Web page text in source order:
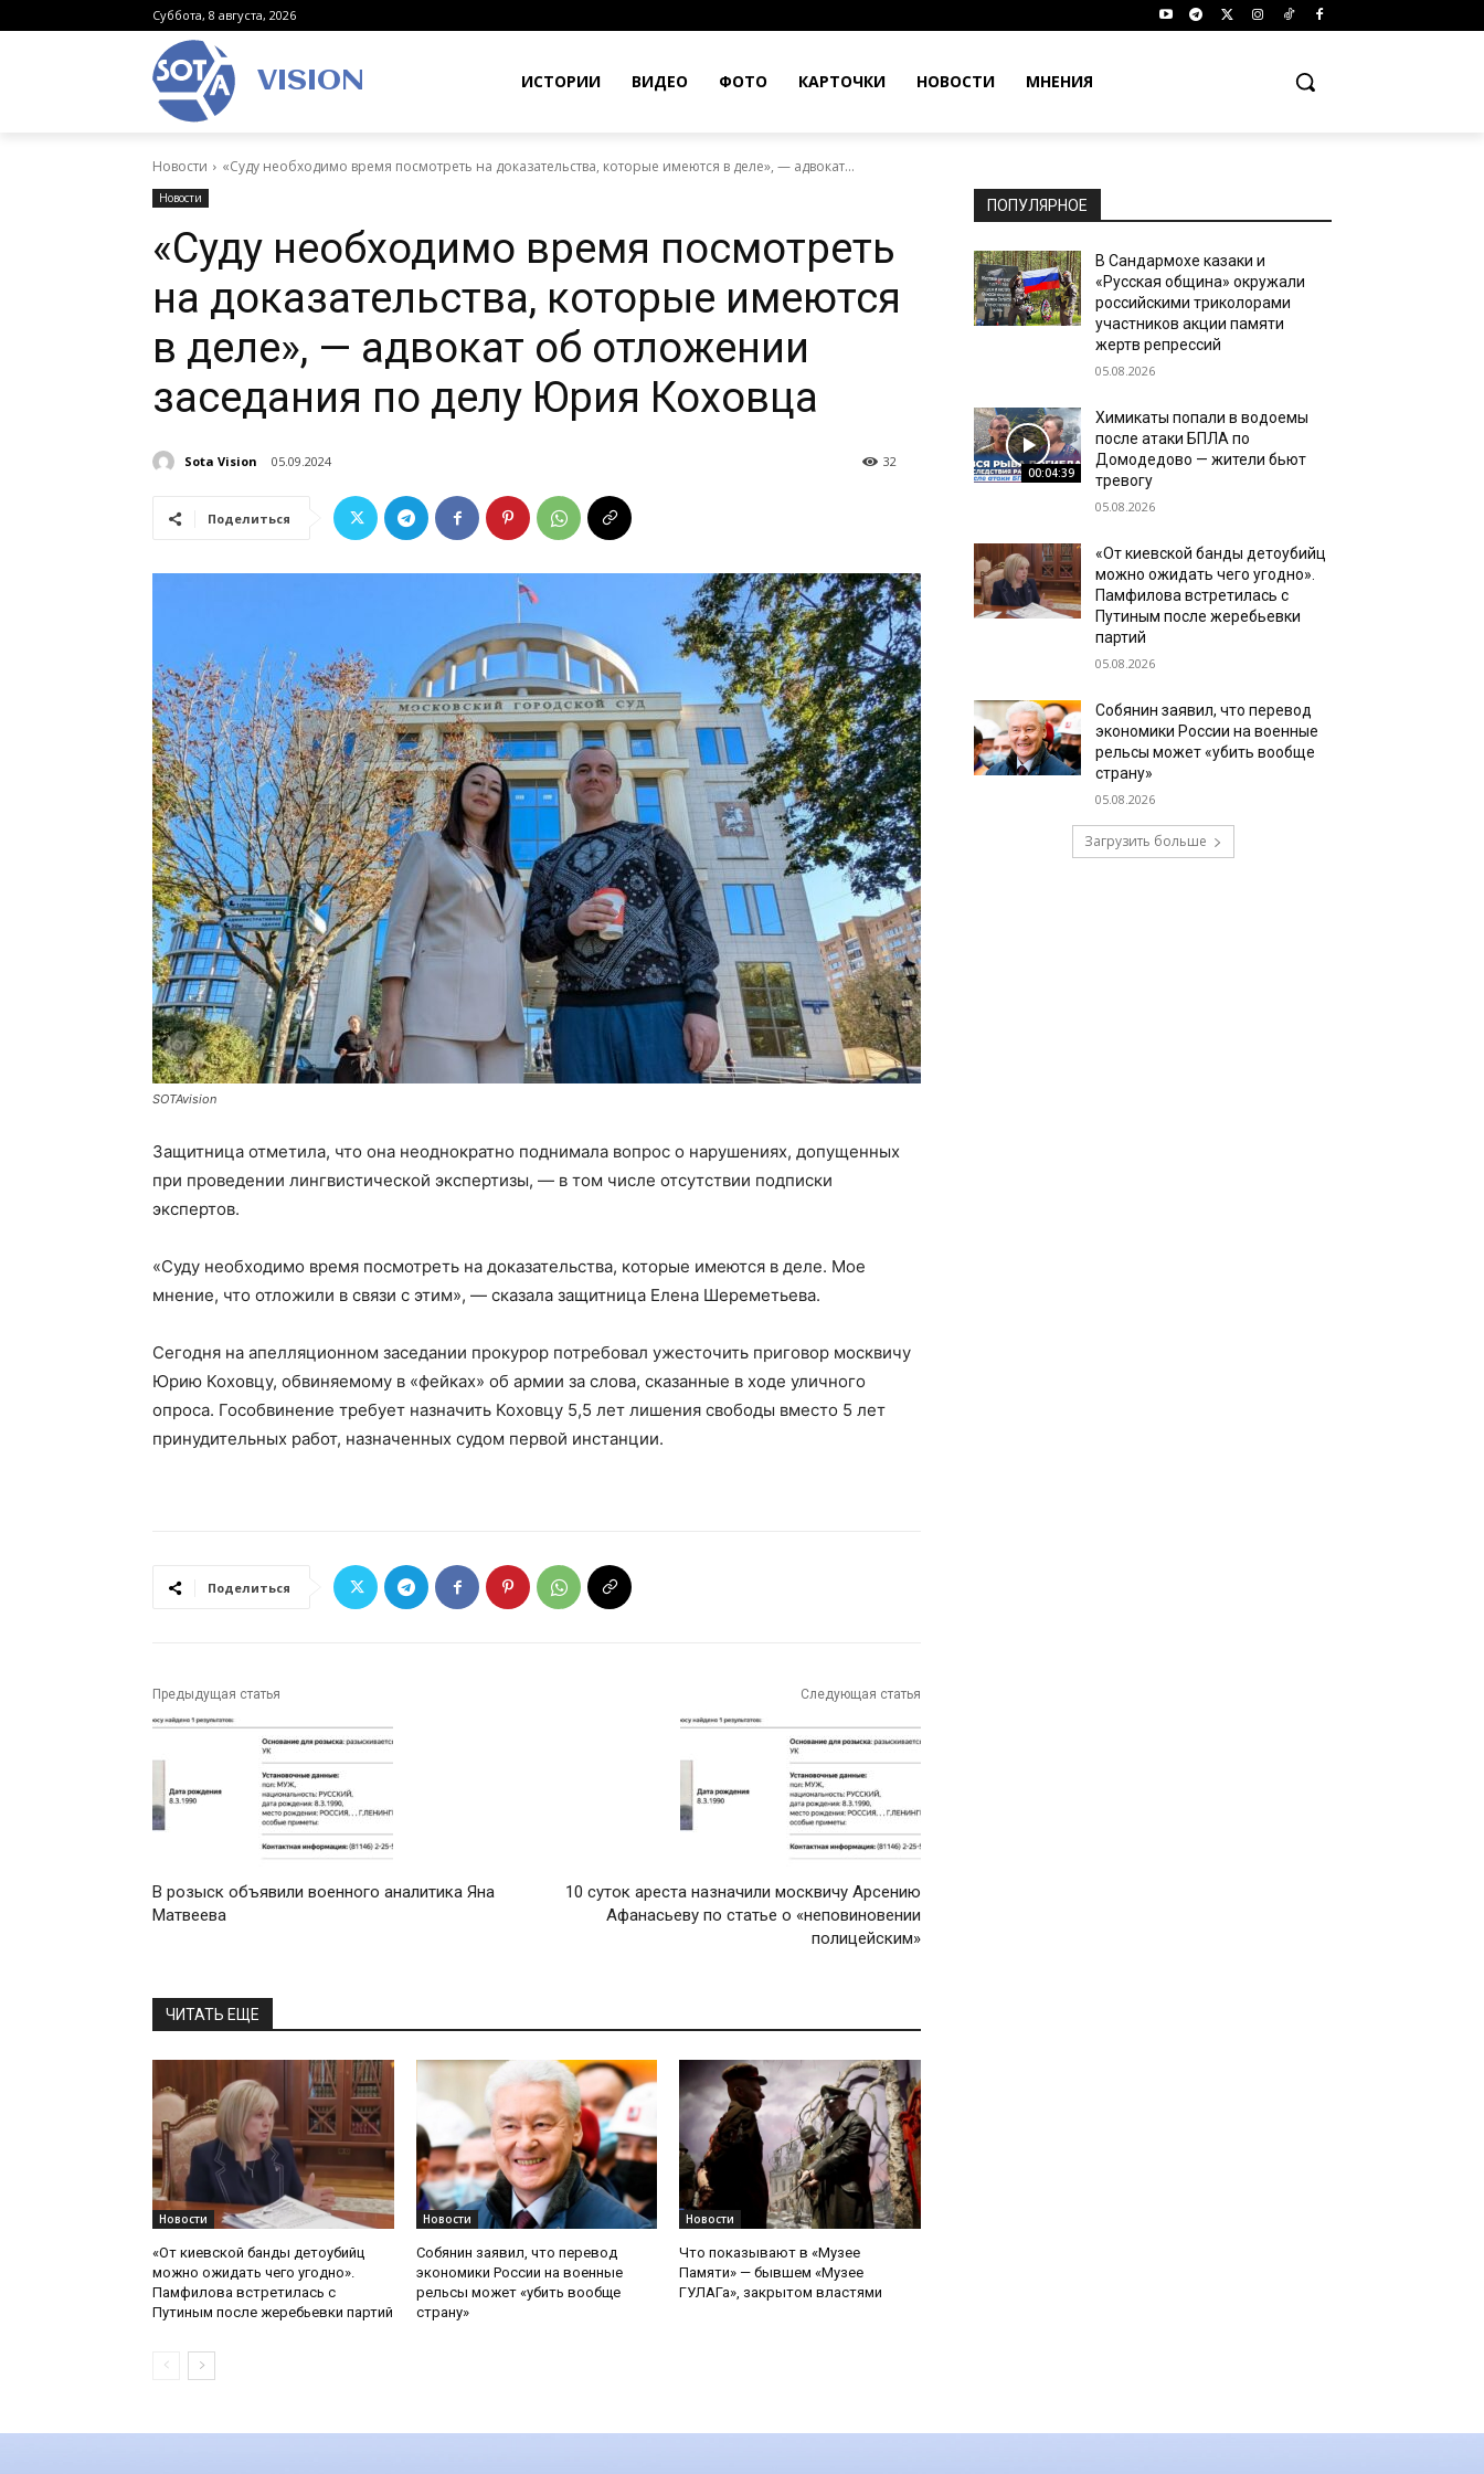
Суббота, 8 августа, 2026
VISION ИСТОРИИ ВИДЕО ФОТО КАРТОЧКИ НОВОСТИ МНЕНИЯ
Новости «Суду необходимо время посмотреть на доказательства, которые имеются в деле», — адвокат...
Новости
«Суду необходимо время посмотреть
на доказательства, которые имеются
в деле», — адвокат об отложении
заседания по делу Юрия Коховца
Sota Vision 05.09.2024 32
Поделиться
SOTAvision
Защитница отметила, что она неоднократно поднимала вопрос о нарушениях, допущенных
при проведении лингвистической экспертизы, — в том числе отсутствии подписки
экспертов.
«Суду необходимо время посмотреть на доказательства, которые имеются в деле. Мое
мнение, что отложили в связи с этим», — сказала защитница Елена Шереметьева.
Сегодня на апелляционном заседании прокурор потребовал ужесточить приговор москвичу
Юрию Коховцу, обвиняемому в «фейках» об армии за слова, сказанные в ходе уличного
опроса. Гособвинение требует назначить Коховцу 5,5 лет лишения свободы вместо 5 лет
принудительных работ, назначенных судом первой инстанции.
Поделиться
Предыдущая статья
В розыск объявили военного аналитика Яна
Матвеева
Следующая статья
10 суток ареста назначили москвичу Арсению
Афанасьеву по статье о «неповиновении
полицейским»
ЧИТАТЬ ЕЩЕ
Новости
«От киевской банды детоубийц
можно ожидать чего угодно».
Памфилова встретилась с
Путиным после жеребьевки партий
Новости
Собянин заявил, что перевод
экономики России на военные
рельсы может «убить вообще
страну»
Новости
Что показывают в «Музее
Памяти» — бывшем «Музее
ГУЛАГа», закрытом властями
ПОПУЛЯРНОЕ
В Сандармохе казаки и
«Русская община» окружали
российскими триколорами
участников акции памяти
жертв репрессий
05.08.2026
00:04:39
Химикаты попали в водоемы
после атаки БПЛА по
Домодедово — жители бьют
тревогу
05.08.2026
«От киевской банды детоубийц
можно ожидать чего угодно».
Памфилова встретилась с
Путиным после жеребьевки
партий
05.08.2026
Собянин заявил, что перевод
экономики России на военные
рельсы может «убить вообще
страну»
05.08.2026
Загрузить больше